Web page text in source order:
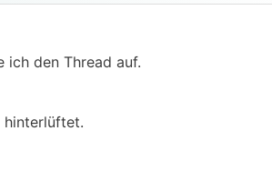
ich den Thread auf.
hinterlüftet.